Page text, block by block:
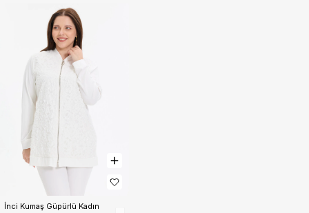
İnci Kumaş Güpürlü Kadın